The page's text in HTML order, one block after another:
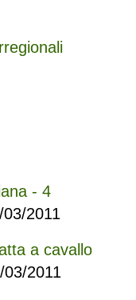
- 4
2011
a cavallo
2011